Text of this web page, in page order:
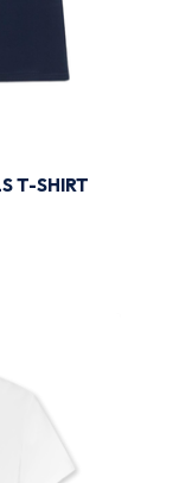
T-SHIRT